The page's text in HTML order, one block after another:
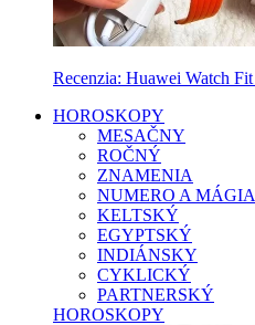
Recenzia: Huawei Watch
HOROSKOPY
MESAČNY
ROČNÝ
ZNAMENIA
NUMERO A MÁGIA
KELTSKÝ
EGYPTSKÝ
INDIÁNSKY
CYKLICKÝ
PARTNERSKÝ
HOROSKOPY